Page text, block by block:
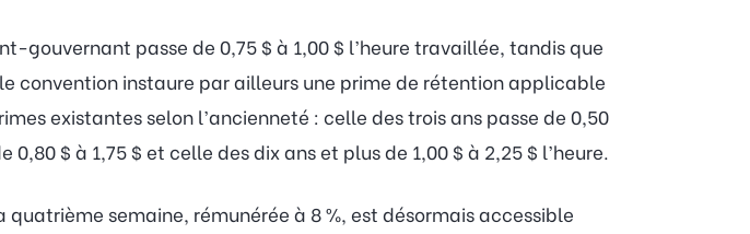
gouvernant passe de 0,75 $ à 1,00 $ l’heure travaillée, tandis que
convention instaure par ailleurs une prime de rétention applicable
existantes selon l’ancienneté : celle des trois ans passe de 0,50
$ à 1,75 $ et celle des dix ans et plus de 1,00 $ à 2,25 $ l’heure.
semaine, rémunérée à 8 %, est désormais accessible